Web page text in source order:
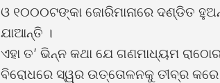
ଓ ୧୦୦୦ଟଙ୍କା ଜୋରିମାନାରେ ଦଣ୍ଡିତ
ଯାଆନ୍ତି ।
ଏହା ତ’ ଭିନ୍ନ କଥା ଯେ ଗଣମାଧ୍ୟମ
ବିରୋଧରେ ସ୍ୱର ଉତ୍ତୋଳନକୁ ତୀବ୍ର କରେ